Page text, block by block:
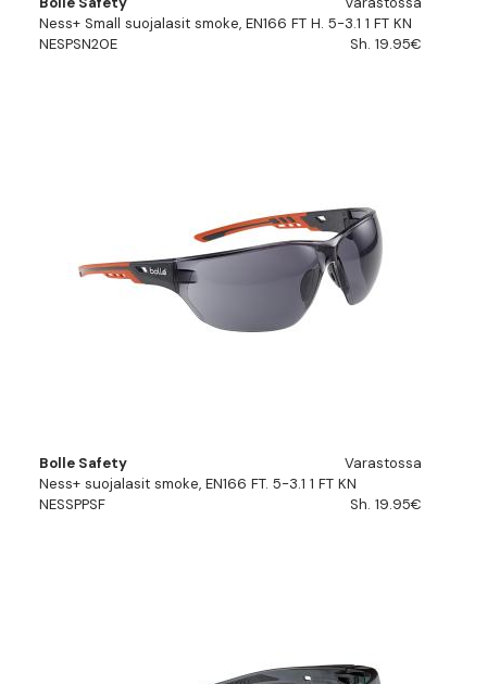
Ness+ Small suojalasit smoke, EN166 FT H. 5-3.1 1 FT KN
NESPSN20E
Sh. 19.95€
Bolle Safety
Varastossa
Ness+ suojalasit smoke, EN166 FT. 5-3.1 1 FT KN
NESSPPSF
Sh. 19.95€